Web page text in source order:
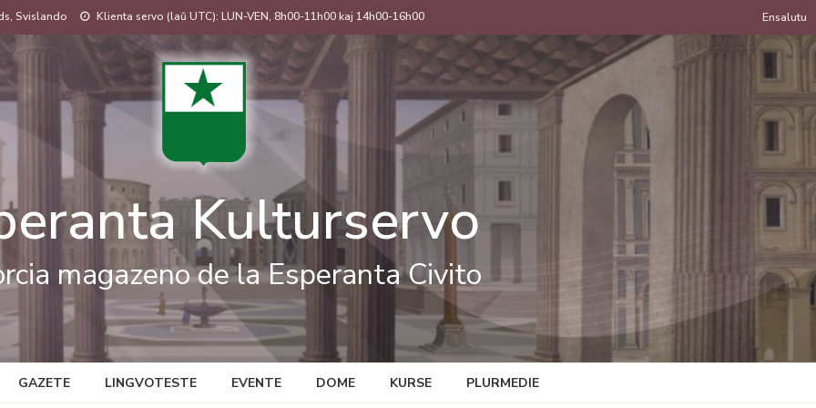
Svislando Klienta servo (laŭ UTC): LUN-VEN, 8h00-11h00 kaj 14h00-16h00
de
Ensalutu
Kulturservo
magazeno de la Esperanta Civito
GAZETE LINGVOTESTE EVENTE DOME KURSE PLURMEDIE